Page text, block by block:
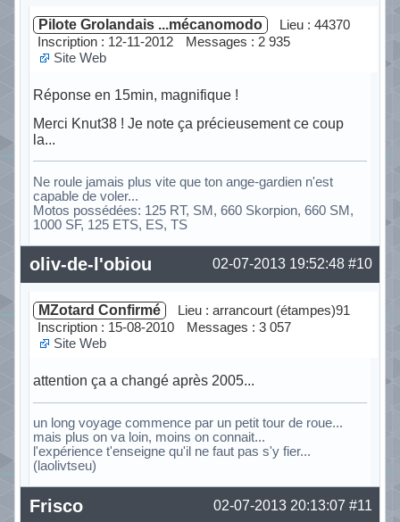
Pilote Grolandais ...mécanomodo
Lieu : 44370
Inscription : 12-11-2012
Messages : 2 935
Site Web
Réponse en 15min, magnifique !
Merci Knut38 ! Je note ça précieusement ce coup
la...
Ne roule jamais plus vite que ton ange-gardien n'est
capable de voler...
Motos possédées: 125 RT, SM, 660 Skorpion, 660 SM,
1000 SF, 125 ETS, ES, TS
Hors ligne #10
02-07-2013 19:52:48
oliv-de-l'obiou
MZotard Confirmé
Lieu : arrancourt (étampes)91
Inscription : 15-08-2010
Messages : 3 057
Site Web
attention ça a changé après 2005...
un long voyage commence par un petit tour de roue...
mais plus on va loin, moins on connait...
l'expérience t'enseigne qu'il ne faut pas s'y fier...
(laolivtseu)
Hors ligne #11
02-07-2013 20:13:07
Frisco